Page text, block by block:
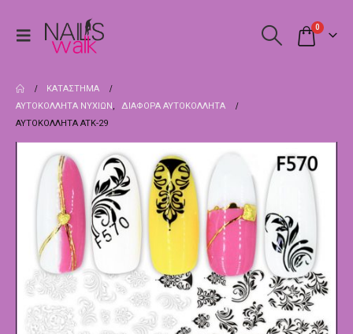
0
ΚΑΤΆΣΤΗΜΑ
ΑΥΤΟΚΌΛΛΗΤΑ ΝΥΧΙΏΝ,
ΔΙΆΦΟΡΑ ΑΥΤΟΚΌΛΛΗΤΑ
ΑΥΤΟΚΌΛΛΗΤΑ ATK-29